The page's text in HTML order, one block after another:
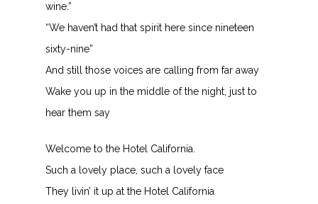
wine.”
“We haven’t had that spirit here since nineteen
sixty-nine”
And still those voices are calling from far away
Wake you up in the middle of the night, just to
hear them say
Welcome to the Hotel California.
Such a lovely place, such a lovely face
They livin’ it up at the Hotel California